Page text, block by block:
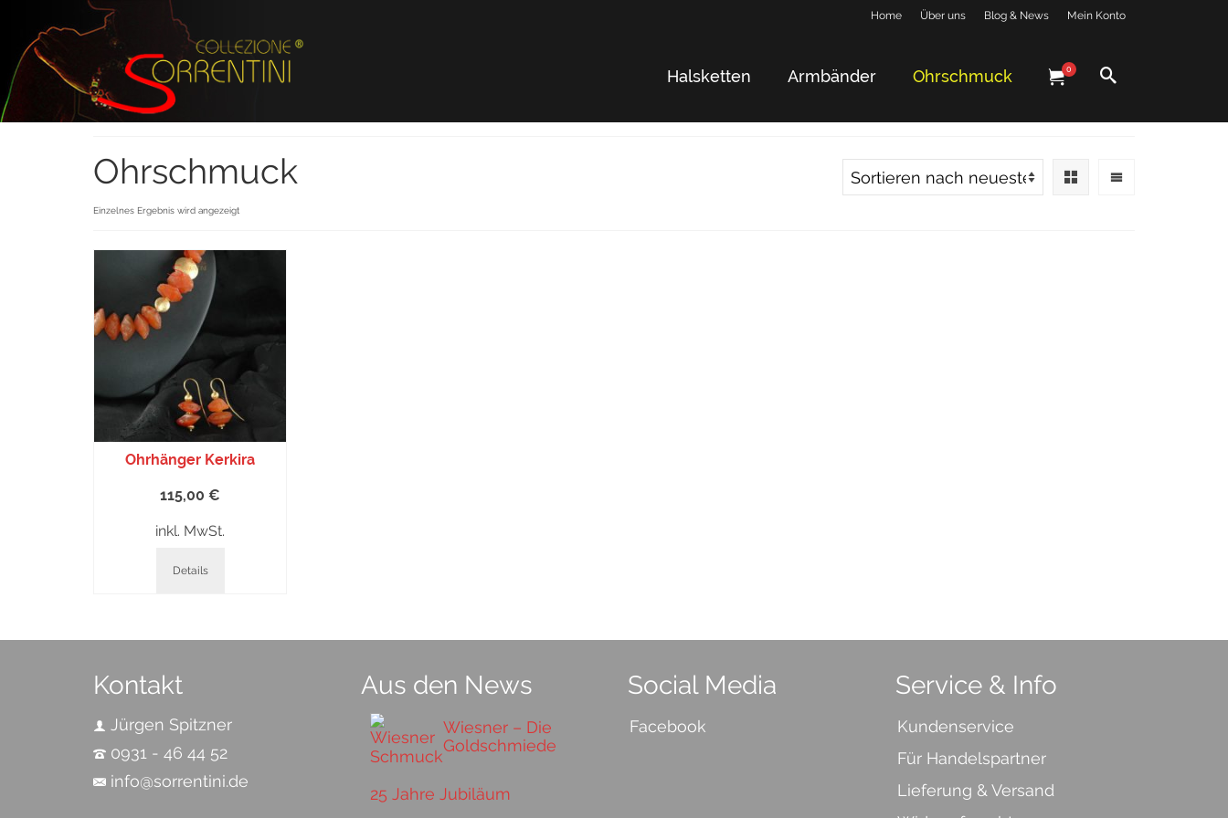
Home Über uns Blog & News Mein Konto
Halsketten Armbänder Ohrschmuck 0
Ohrschmuck
Einzelnes Ergebnis wird angezeigt
Ohrhänger Kerkira
115,00 €
inkl. MwSt.
Details
Kontakt
Jürgen Spitzner
0931 - 46 44 52
info@sorrentini.de
Aus den News
Wiesner – Die
Goldschmiede
25 Jahre Jubiläum
Social Media
Facebook
Service & Info
Kundenservice
Für Handelspartner
Lieferung & Versand